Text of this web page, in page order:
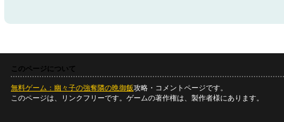
このページについて
無料ゲーム：幽々子の強奪隣の晩御飯攻略・コメントページです。
このページは、リンクフリーです。ゲームの著作権は、製作者様にあります。